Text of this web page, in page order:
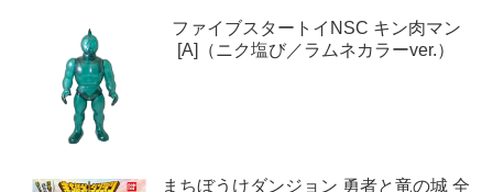
ファイブスタートイNSC キン肉マン
[A]（ニク塩び／ラムネカラーver.）
まちぼうけダンジョン 勇者と竜の城 全